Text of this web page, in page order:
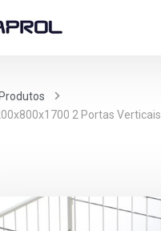
Produtos
2 Portas Verticais